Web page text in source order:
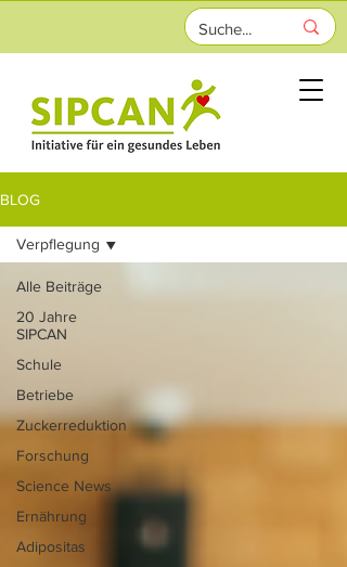
BLOG
Alle Beiträge
20 Jahre
SIPCAN
Schule
Betriebe
Zuckerreduktion
Forschung
Science News
Ernährung
Adipositas
Verpflegung